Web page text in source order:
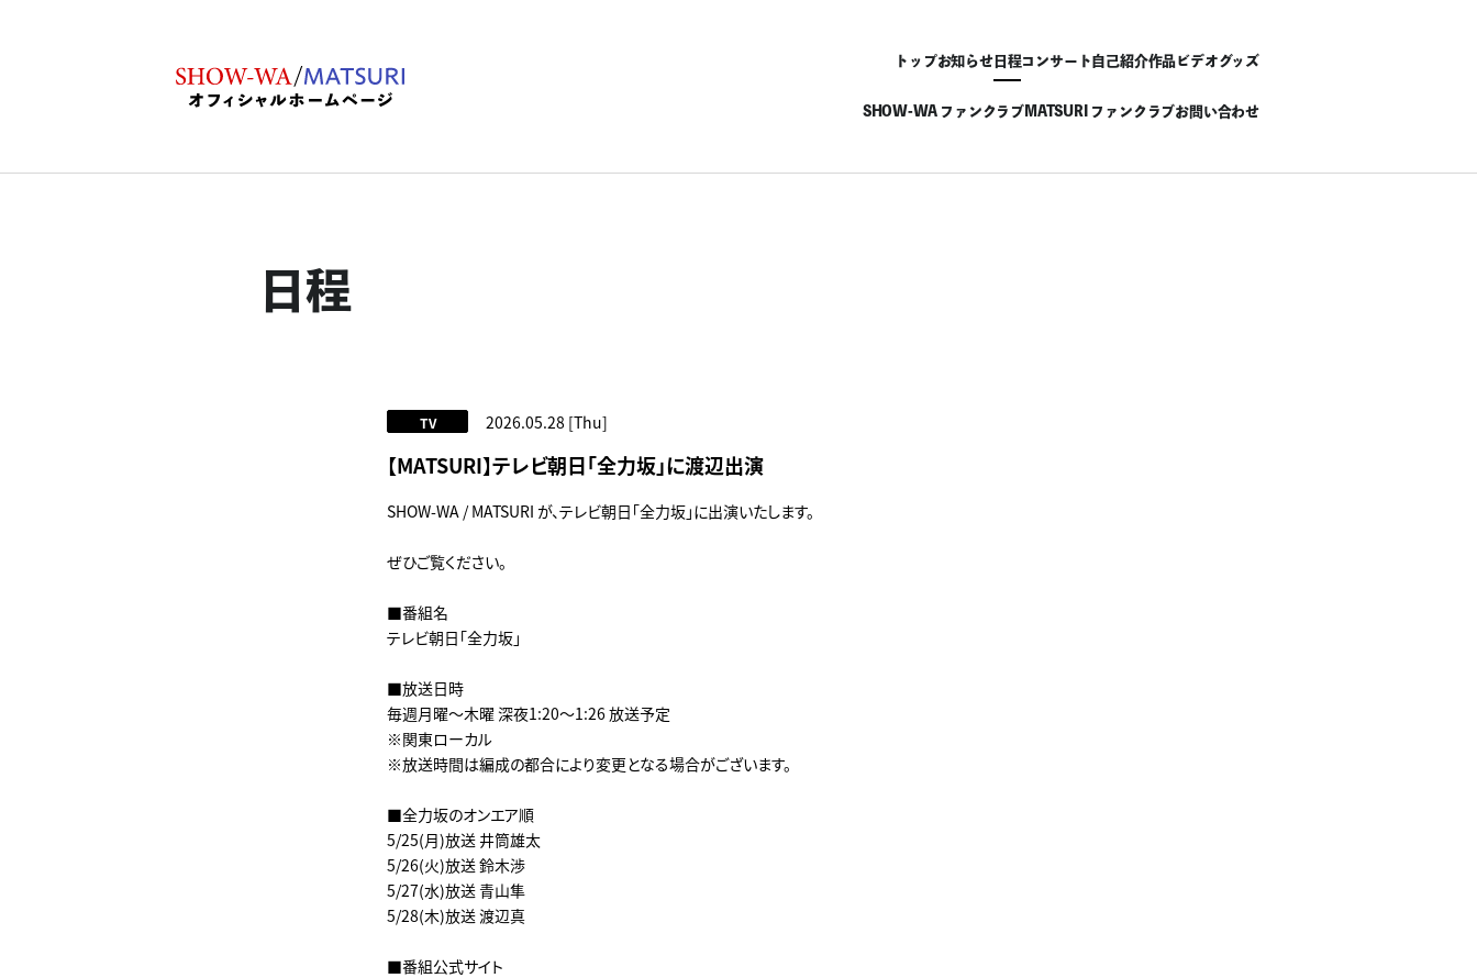
トップお知らせ日程コンサート自己紹介作品ビデオグッズ
SHOW-WA ファンクラブMATSURI ファンクラブお問い合わせ
日程
2026.05.28 [Thu]
TV
【MATSURI】テレビ朝日「全力坂」に渡辺出演
SHOW-WA / MATSURI が、テレビ朝日「全力坂」に出演いたします。
ぜひご覧ください。
■番組名
テレビ朝日「全力坂」
■放送日時
毎週月曜～木曜 深夜1:20～1:26 放送予定
※関東ローカル
※放送時間は編成の都合により変更となる場合がございます。
■全力坂のオンエア順
5/25(月)放送 井筒雄太
5/26(火)放送 鈴木渉
5/27(水)放送 青山隼
5/28(木)放送 渡辺真
■番組公式サイト